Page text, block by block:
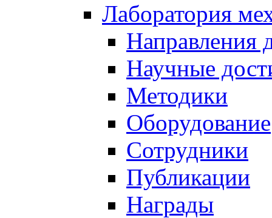
Лаборатория
Направления
Научные
Методики
Оборудование
Сотрудники
Публикации
Награды